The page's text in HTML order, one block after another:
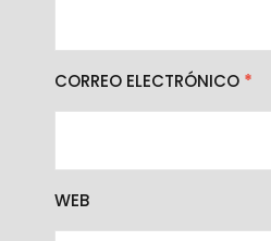
CORREO ELECTRÓNICO *
WEB